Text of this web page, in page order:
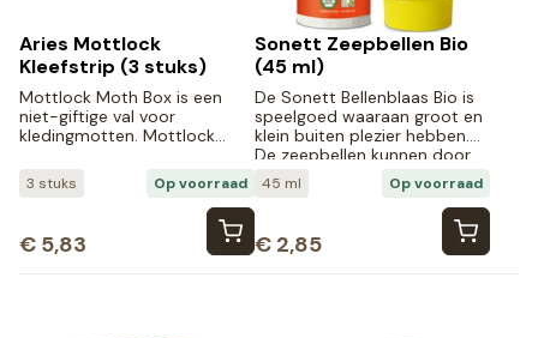
Aries Mottlock
Kleefstrip (3 stuks)
Mottlock Moth Box is een
niet-giftige val voor
kledingmotten. Mottlock…
3 stuks Op voorraad
€ 5,83
Sonett Zeepbellen Bio
(45 ml)
De Sonett Bellenblaas Bio is
speelgoed waaraan groot en
klein buiten plezier hebben.
De zeepbellen kunnen door
drie blaasringen van
verschillende grootte
45 ml Op voorraad
€ 2,85